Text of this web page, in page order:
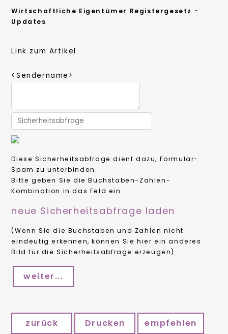
Wirtschaftliche Eigentümer Registergesetz -
Updates
Link zum Artikel
<Sendername>
Diese Sicherheitsabfrage dient dazu, Formular-
Spam zu unterbinden.
Bitte geben Sie die Buchstaben-Zahlen-
Kombination in das Feld ein.
neue Sicherheitsabfrage laden
(Wenn Sie die Buchstaben und Zahlen nicht
eindeutig erkennen, können Sie hier ein anderes
Bild für die Sicherheitsabfrage erzeugen)
zurück Drucken empfehlen